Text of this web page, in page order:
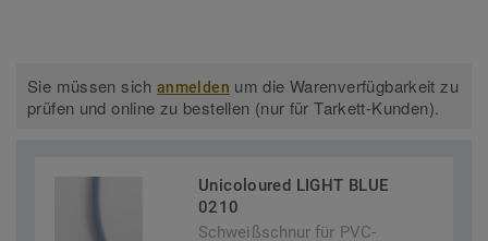
Sie müssen sichanmelden um die Warenverfügbarkeit zu
prüfen und online zu bestellen (nur für Tarkett-Kunden).
Unicoloured LIGHT BLUE
0210
Schweißschnur für PVC-